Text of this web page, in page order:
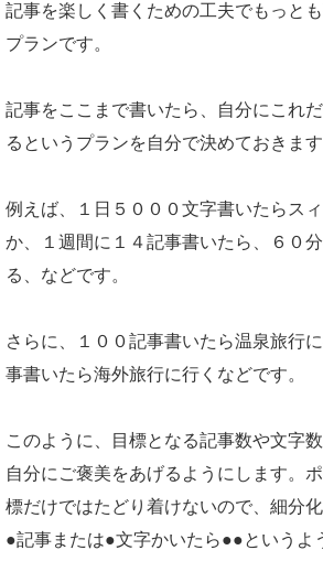
記事を楽しく書くための工夫でもっと
プランです。
記事をここまで書いたら、自分にこれ
るというプランを自分で決めておきます
例えば、１日５０００文字書いたらス
か、１週間に１４記事書いたら、６０
る、などです。
さらに、１００記事書いたら温泉旅行
事書いたら海外旅行に行くなどです。
このように、目標となる記事数や文字
自分にご褒美をあげるようにします。
標だけではたどり着けないので、細分
●記事または●文字かいたら●●というよ